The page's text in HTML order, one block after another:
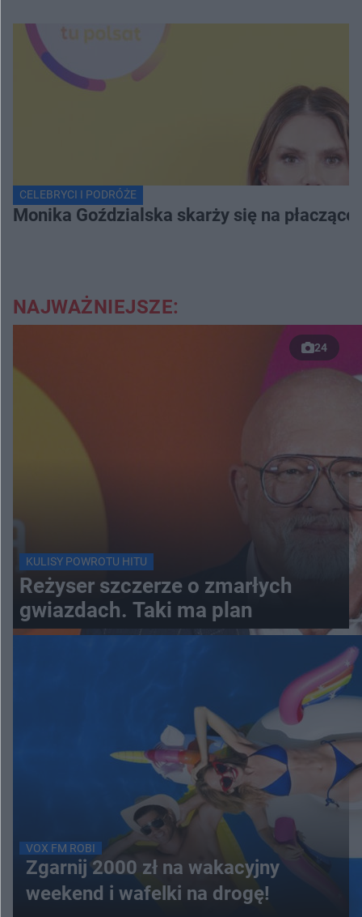
CELEBRYCI I PODRÓŻE
Monika Goździalska skarży się na
NAJWAŻNIEJSZE:
24
KULISY POWROTU HITU
Reżyser szczerze o zmarłych
gwiazdach. Taki ma plan
VOX FM ROBI
Zgarnij 2000 zł na wakacyjny
weekend i wafelki na drogę!